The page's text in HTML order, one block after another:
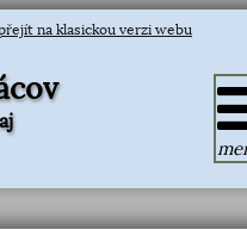
na klasickou verzi webu